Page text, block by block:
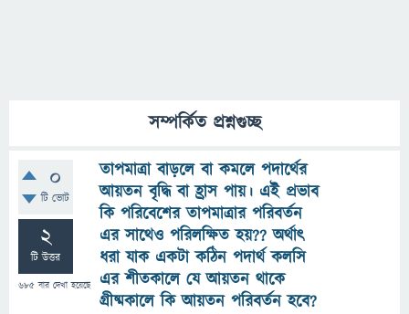
সম্পর্কিত প্রশ্নগুচ্ছ
0
টি ভোট
2
টি উত্তর
685 বার দেখা হয়েছে
তাপমাত্রা বাড়লে বা কমলে পদার্থের
আয়তন বৃদ্ধি বা হ্রাস পায়। এই প্রভাব
কি পরিবেশের তাপমাত্রার পরিবর্তন
এর সাথেও পরিলক্ষিত হয়?? অর্থাৎ
ধরা যাক একটা কঠিন পদার্থ কলসি
এর শীতকালে যে আয়তন থাকে
গ্রীষ্মকালে কি আয়তন পরিবর্তন হবে?